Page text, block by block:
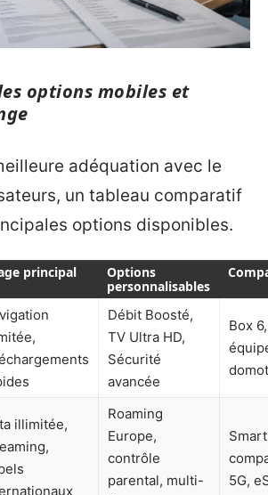
options mobiles et
adéquation avec le
un tableau comparatif
options disponibles.
principal
Options
personnalisables
Débit Boosté,
TV Ultra HD,
Sécurité
avancée
Box
illimitée,
Roaming
Europe,
contrôle
parental, multi-
5G,